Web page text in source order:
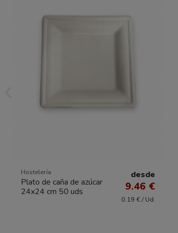
Hostelería
Plato de caña de azúcar
24x24 cm 50 uds
desde
9.46 €
0.19 € / Ud.